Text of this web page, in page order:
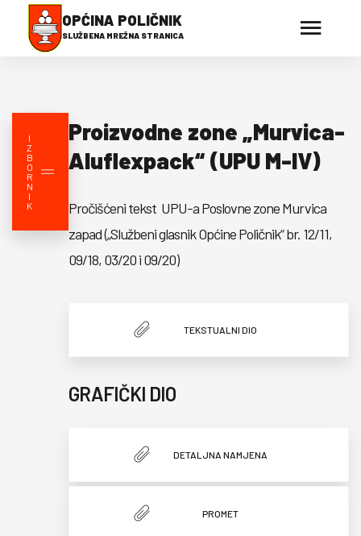
OPĆINA POLIČNIK
SLUŽBENA MREŽNA STRANICA
I
Z
B
O
R
N
I
K
Proizvodne zone „Murvica-
Aluflexpack“ (UPU M-IV)
Pročišćeni tekst UPU-a Poslovne zone Murvica
zapad („Službeni glasnik Općine Poličnik“ br. 12/11,
09/18, 03/20 i 09/20)
TEKSTUALNI DIO
GRAFIČKI DIO
DETALJNA NAMJENA
PROMET